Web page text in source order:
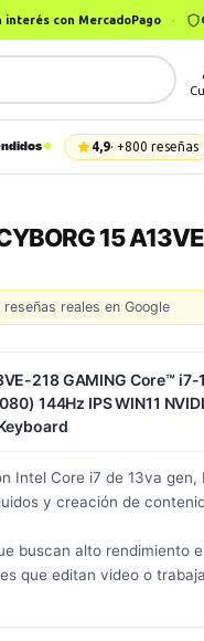
interés con MercadoPago ·
4,9· +800 reseñas
15
reales en Google
218 GAMING Core™
144Hz IPS WIN11
Intel Core i7 de 13va gen,
y creación de
buscan alto rendimiento
que editan video o